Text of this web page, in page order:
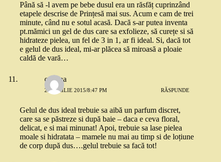
Până să -l avem pe bebe dusul era un răsfăț cuprinzând
etapele descrise de Prințesă mai sus. Acum e cam de trei
minute, când nu e sotul acasă. Dacă s-ar putea inventa
pt.mămici un gel de dus care sa exfolieze, să curețe si să
hidrateze pielea, un fel de 3 in 1, ar fi ideal. Si, dacă tot
e gelul de dus ideal, mi-ar plăcea să miroasă a ploaie
caldă de vară…
cristina
23 APRILIE 2015/8:47 PM RĂSPUNDE
Gelul de dus ideal trebuie sa aibă un parfum discret,
care sa se păstreze si după baie – daca e ceva floral,
delicat, e si mai minunat! Apoi, trebuie sa lase pielea
moale si hidratata – mamele nu mai au timp si de loțiune
de corp după dus….gelul trebuie sa facă tot!